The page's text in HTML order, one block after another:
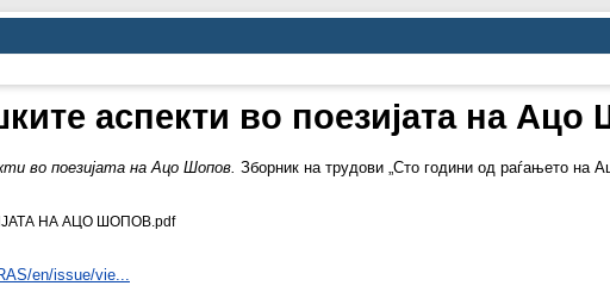
аспекти во поезијата на
во поезијата на Ацо Шопов. Зборник на трудови „Сто години од раѓањето на
НА АЦО ШОПОВ.pdf
en/issue/vie...